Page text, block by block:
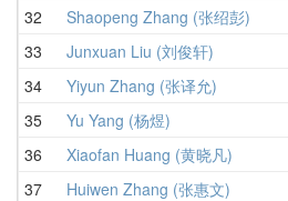
32 Shaopeng Zhang (张绍彭)
33 Junxuan Liu (刘俊轩)
34 Yiyun Zhang (张译允)
35 Yu Yang (杨煜)
36 Xiaofan Huang (黄晓凡)
37 Huiwen Zhang (张惠文)